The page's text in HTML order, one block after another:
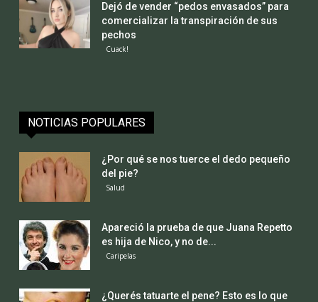
Dejó de vender “pedos envasados” para
comercializar la transpiración de sus
pechos
Cuack!
NOTICIAS POPULARES
¿Por qué se nos tuerce el dedo pequeño
del pie?
Salud
Apareció la prueba de que Juana Repetto
es hija de Nico, y no de...
Caripelas
¿Querés tatuarte el pene? Esto es lo que